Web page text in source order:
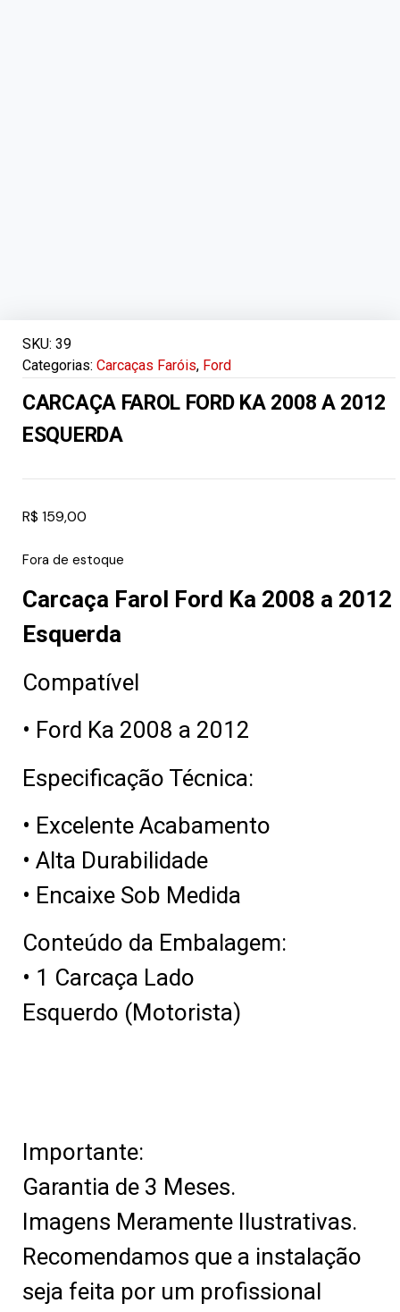
SKU: 39
Categorias: Carcaças Faróis, Ford
CARCAÇA FAROL FORD KA 2008 A 2012
ESQUERDA
R$ 159,00
Fora de estoque
Carcaça Farol Ford Ka 2008 a 2012
Esquerda
Compatível
• Ford Ka 2008 a 2012
Especificação Técnica:
• Excelente Acabamento
• Alta Durabilidade
• Encaixe Sob Medida
Conteúdo da Embalagem:
• 1 Carcaça Lado
Esquerdo (Motorista)
Importante:
Garantia de 3 Meses.
Imagens Meramente Ilustrativas.
Recomendamos que a instalação
seja feita por um profissional